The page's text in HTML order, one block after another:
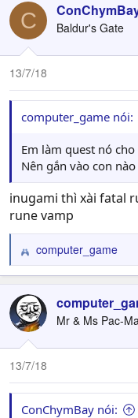
C Baldur's Gate
13/7/18
computer_game nói:
Em làm quest nó
Nên gắn vào con
inugami thì xài fatal
rune vamp
R
e
c
t
i
o
n
:
computer_game
Mr & Ms Pac-
13/7/18
ConChymBay nói: